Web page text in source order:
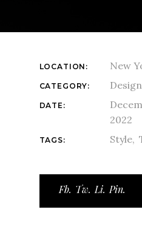
LOCATION: New
CATEGORY:
DATE:
2022
TAGS: Style
Fb. Tw. Li. Pin.